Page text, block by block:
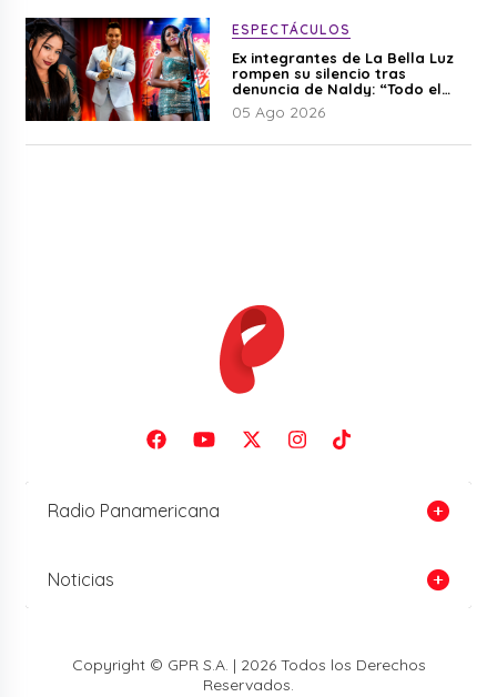
ESPECTÁCULOS
Ex integrantes de La Bella Luz
rompen su silencio tras
denuncia de Naldy: “Todo el
mundo lo sabía”
05 Ago 2026
Radio Panamericana
Noticias
Copyright © GPR S.A. | 2026 Todos los Derechos
Reservados.